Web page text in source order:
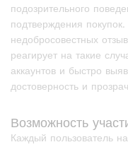
подозрительного
подтверждения
недобросовестных
реагирует на такие
аккаунтов и быстро
достоверность и
Возможность
Каждый пользователь